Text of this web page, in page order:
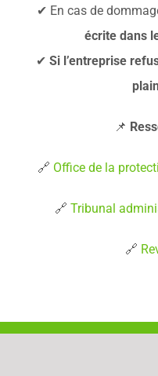
✔ En cas de
écrite dans
✔ Si l’entreprise
📌
🔗 Office de la
🔗 Tribunal
🔗